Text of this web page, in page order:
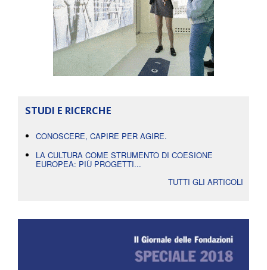
STUDI E RICERCHE
CONOSCERE, CAPIRE PER AGIRE.
LA CULTURA COME STRUMENTO DI COESIONE
EUROPEA: PIÙ PROGETTI...
TUTTI GLI ARTICOLI